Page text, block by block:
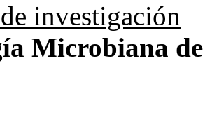
investigación
Microbiana